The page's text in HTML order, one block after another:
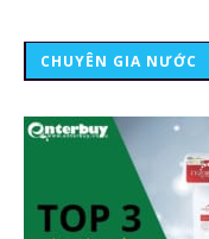
CHUYÊN GIA NƯỚC